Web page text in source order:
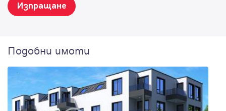
Изпращане
Подобни имоти